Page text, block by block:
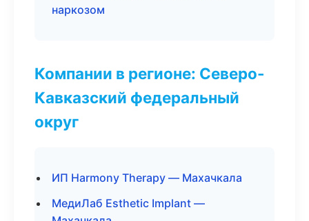
наркозом
Компании в регионе: Северо-
Кавказский федеральный
округ
ИП Harmony Therapy — Махачкала
МедиЛаб Esthetic Implant —